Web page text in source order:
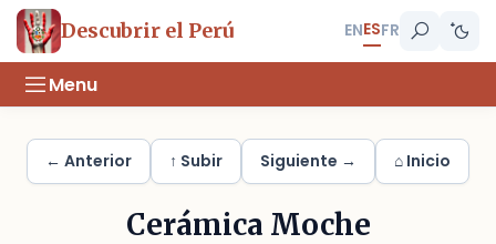
Descubrir el Perú ENESFR
Menu
← Anterior ↑ Subir Siguiente → ⌂ Inicio
Cerámica Moche